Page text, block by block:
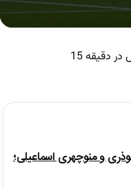
دقیقه 15
و منوچهری اسماعیلی؛